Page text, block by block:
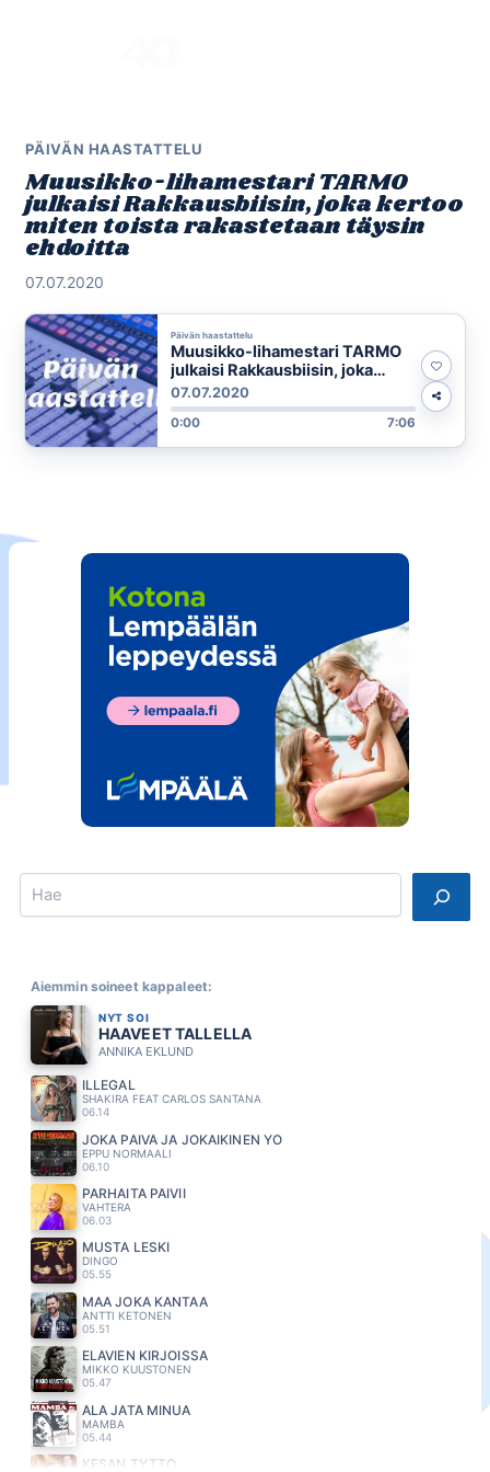
PÄIVÄN HAASTATTELU
Muusikko-lihamestari TARMO
julkaisi Rakkausbiisin, joka kertoo
miten toista rakastetaan täysin
ehdoitta
07.07.2020
Päivän haastattelu
Muusikko-lihamestari TARMO
julkaisi Rakkausbiisin, joka
kertoo miten toista rakastetaan
täysin ehdoitta
07.07.2020
0:00 7:06
Search
Aiemmin soineet kappaleet:
NYT SOI
HAAVEET TALLELLA
ANNIKA EKLUND
ILLEGAL
SHAKIRA FEAT CARLOS SANTANA
06.14
JOKA PÄIVÄ JA JOKAIKINEN YÖ
EPPU NORMAALI
06.10
PARHAITA PÄIVII
VAHTERA
06.03
MUSTA LESKI
DINGO
05.55
MAA JOKA KANTAA
ANTTI KETONEN
05.51
ELÄVIEN KIRJOISSA
MIKKO KUUSTONEN
05.47
ÄLÄ JÄTÄ MINUA
MAMBA
05.44
KESÄN TYTTÖ